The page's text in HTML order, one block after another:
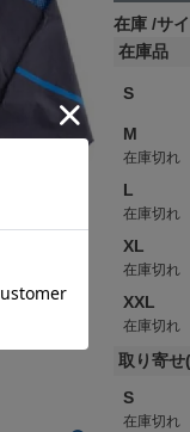
在庫 サ
在庫品
S
M
在庫切れ
L
在庫切れ
XL
在庫切れ
XXL
在庫切れ
取り寄せ
S
在庫切れ